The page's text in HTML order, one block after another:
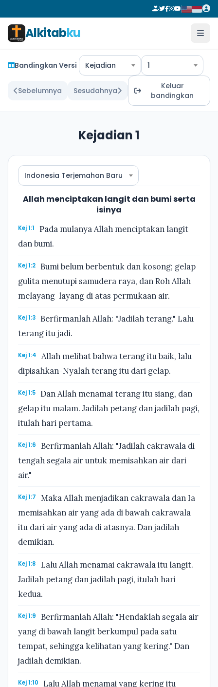
Alkitabku
Bandingkan Versi Kejadian 1
Sebelumnya Sesudahnya
Keluar
bandingkan
Kejadian 1
Indonesia Terjemahan Baru
Allah menciptakan langit dan bumi serta
isinya
Kej 1:1
Pada mulanya Allah menciptakan langit
dan bumi.
Kej 1:2
Bumi belum berbentuk dan kosong; gelap
gulita menutupi samudera raya, dan Roh Allah
melayang-layang di atas permukaan air.
Kej 1:3
Berfirmanlah Allah: "Jadilah terang." Lalu
terang itu jadi.
Kej 1:4
Allah melihat bahwa terang itu baik, lalu
dipisahkan-Nyalah terang itu dari gelap.
Kej 1:5
Dan Allah menamai terang itu siang, dan
gelap itu malam. Jadilah petang dan jadilah pagi,
itulah hari pertama.
Kej 1:6
Berfirmanlah Allah: "Jadilah cakrawala di
tengah segala air untuk memisahkan air dari
air."
Kej 1:7
Maka Allah menjadikan cakrawala dan Ia
memisahkan air yang ada di bawah cakrawala
itu dari air yang ada di atasnya. Dan jadilah
demikian.
Kej 1:8
Lalu Allah menamai cakrawala itu langit.
Jadilah petang dan jadilah pagi, itulah hari
kedua.
Kej 1:9
Berfirmanlah Allah: "Hendaklah segala air
yang di bawah langit berkumpul pada satu
tempat, sehingga kelihatan yang kering." Dan
jadilah demikian.
Kej 1:10
Lalu Allah menamai yang kering itu